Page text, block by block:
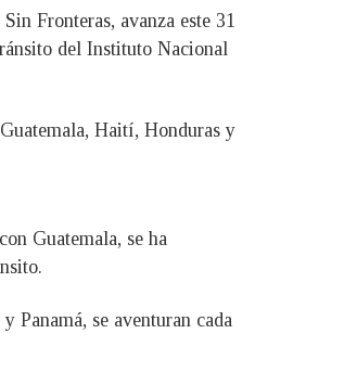
Fronteras, avanza este 31
del Instituto Nacional
Haití, Honduras y
Guatemala, se ha
Panamá, se aventuran cada